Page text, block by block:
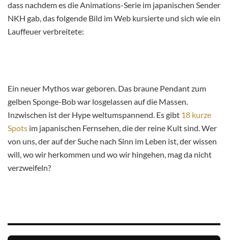
dass nachdem es die Animations-Serie im japanischen Sender
NKH gab, das folgende Bild im Web kursierte und sich wie ein
Lauffeuer verbreitete:
Ein neuer Mythos war geboren. Das braune Pendant zum
gelben Sponge-Bob war losgelassen auf die Massen.
Inzwischen ist der Hype weltumspannend. Es gibt 18 kurze
Spots im japanischen Fernsehen, die der reine Kult sind. Wer
von uns, der auf der Suche nach Sinn im Leben ist, der wissen
will, wo wir herkommen und wo wir hingehen, mag da nicht
verzweifeln?